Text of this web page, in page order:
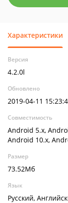
Характеристики
Версия
4.2.0l
Обновлено
2019-04-11
Совместимость
Android 5.x,
Android 10.x,
Размер
73.52Мб
Язык
Русский,